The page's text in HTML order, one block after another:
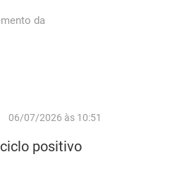
da
06/07/2026 às 10:51
positivo